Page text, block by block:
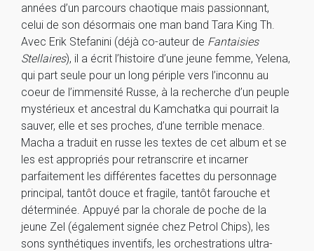
années d’un parcours chaotique mais passionnant,
celui de son désormais one man band Tara King Th.
Avec Erik Stefanini (déjà co-auteur de Fantaisies
Stellaires), il a écrit l’histoire d’une jeune femme, Yelena,
qui part seule pour un long périple vers l’inconnu au
coeur de l’immensité Russe, à la recherche d’un peuple
mystérieux et ancestral du Kamchatka qui pourrait la
sauver, elle et ses proches, d’une terrible menace.
Macha a traduit en russe les textes de cet album et se
les est appropriés pour retranscrire et incarner
parfaitement les différentes facettes du personnage
principal, tantôt douce et fragile, tantôt farouche et
déterminée. Appuyé par la chorale de poche de la
jeune Zel (également signée chez Petrol Chips), les
sons synthétiques inventifs, les orchestrations ultra-